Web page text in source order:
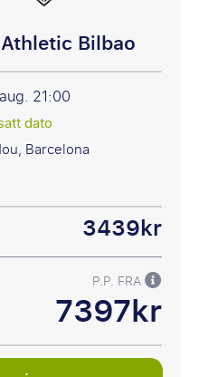
Bilbao
21:00
dato
Barcelona
3439kr
P.P. FRA
7397kr